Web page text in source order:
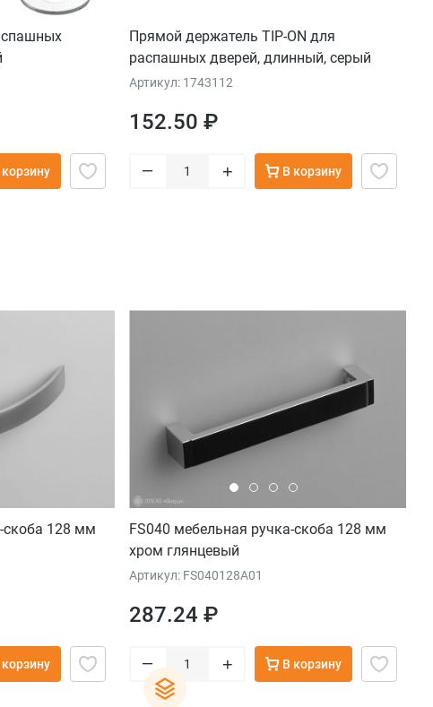
Прямой держатель TIP-ON для
распашных дверей, длинный, серый
Артикул: 1743112
152.50 ₽
– + В корзину
скоба 128 мм
FS040 мебельная ручка-скоба 128 мм
хром глянцевый
Артикул: FS040128A01
287.24 ₽
– + В корзину